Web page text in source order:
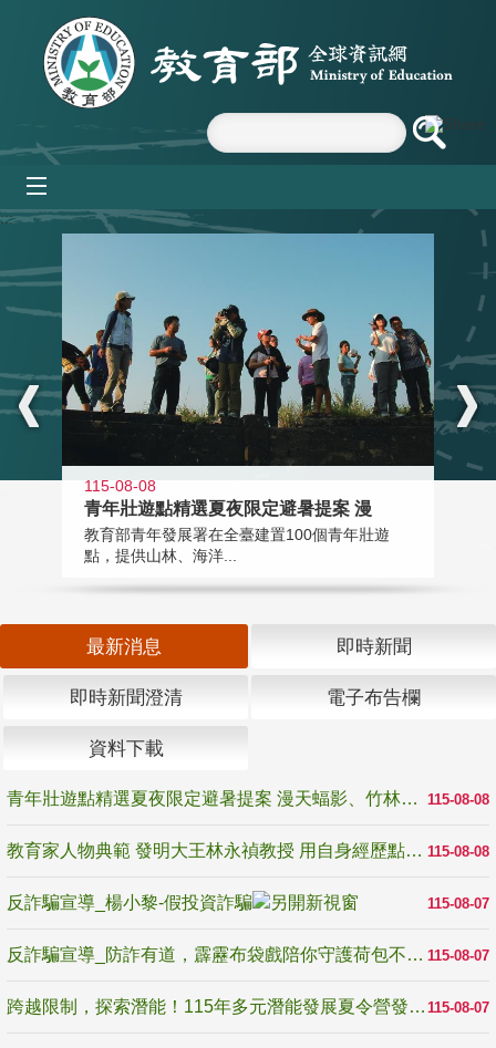
跳到主要內容區塊
:::
115-08-08
青年壯遊點精選夏夜限定避暑提案 漫
教育部青年發展署在全臺建置100個青年壯遊
點，提供山林、海洋...
最新消息 即時新聞
即時新聞澄清 電子布告欄
資料下載
115-08-08
青年壯遊點精選夏夜限定避暑提案 漫天蝠影、竹林尋蛙、茶香夜觀 邀青年暮色出發
115-08-08
教育家人物典範 發明大王林永禎教授 用自身經歷點亮學生的路
115-08-07
反詐騙宣導_楊小黎-假投資詐騙
115-08-07
反詐騙宣導_防詐有道，霹靂布袋戲陪你守護荷包不受騙
115-08-07
跨越限制，探索潛能！115年多元潛能發展夏令營發掘生命無限可能